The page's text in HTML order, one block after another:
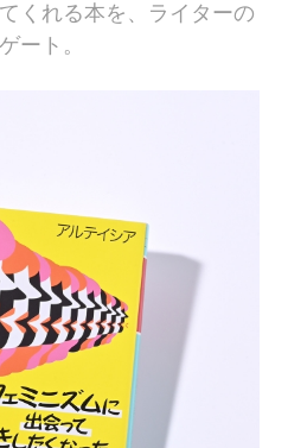
くれる本を、ライターの
ート。